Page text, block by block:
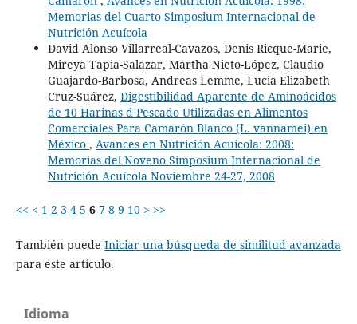
Memorias del Cuarto Simposium Internacional de
Nutrición Acuícola
David Alonso Villarreal-Cavazos, Denis Ricque-Marie,
Mireya Tapia-Salazar, Martha Nieto-López, Claudio
Guajardo-Barbosa, Andreas Lemme, Lucia Elizabeth
Cruz-Suárez, Digestibilidad Aparente de Aminoácidos
de 10 Harinas d Pescado Utilizadas en Alimentos
Comerciales Para Camarón Blanco (L. vannamei) en
México , Avances en Nutrición Acuicola: 2008:
Memorías del Noveno Simposium Internacional de
Nutrición Acuícola Noviembre 24-27, 2008
<< < 1 2 3 4 5 6 7 8 9 10 > >>
También puede Iniciar una búsqueda de similitud avanzada
para este artículo.
Idioma